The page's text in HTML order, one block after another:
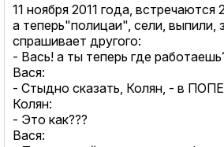
11 ноября 2011 года,
а теперь"полицаи", сели, выпили,
спрашивает другого:
- Вась! а ты теперь где
Вася:
- Стыдно сказать, Колян, - в
Колян:
- Это как???
Вася: